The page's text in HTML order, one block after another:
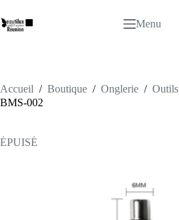
au
contenu
Menu
Accueil / Boutique / Onglerie / Outils
BMS-002
ÉPUISÉ